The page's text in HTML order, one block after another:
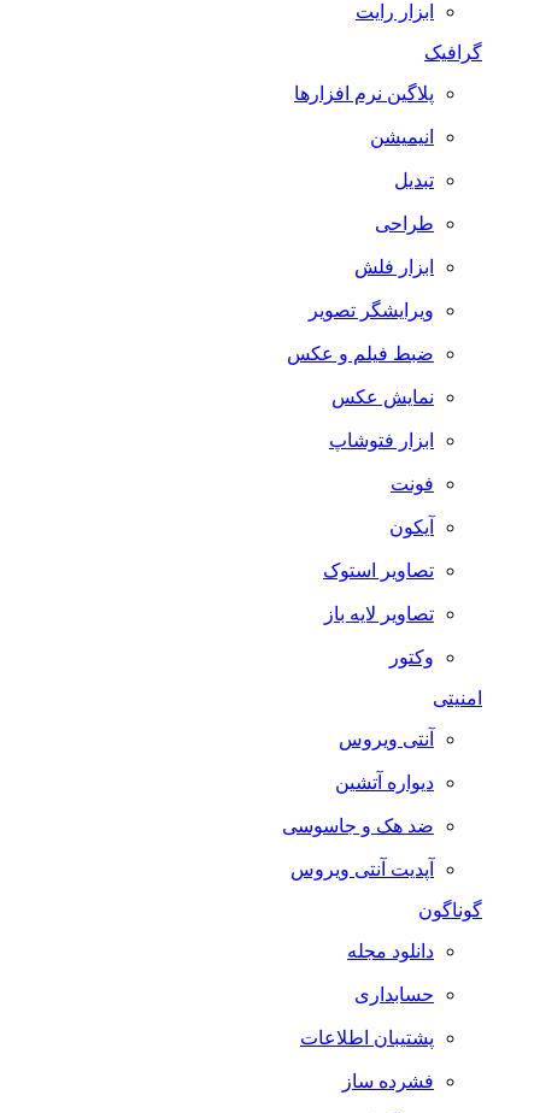
ابزار رایت
گرافیک
پلاگین نرم افزارها
انیمیشن
تبدیل
طراحی
ابزار فلش
ویرایشگر تصویر
ضبط فيلم و عكس
نمایش عکس
ابزار فتوشاپ
فونت
آیکون
تصاویر استوک
تصاویر لایه باز
وکتور
امنیتی
آنتی ویروس
دیواره آتشین
ضد هک و جاسوسی
آپدیت آنتی ویروس
گوناگون
دانلود مجله
حسابداری
پشتیبان اطلاعات
فشرده ساز